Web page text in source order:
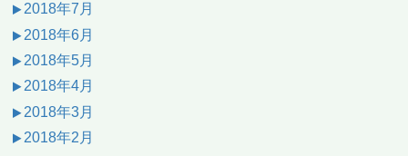
2018年7月
2018年6月
2018年5月
2018年4月
2018年3月
2018年2月